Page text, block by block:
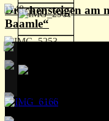
Drachensteigen am
Baamle“